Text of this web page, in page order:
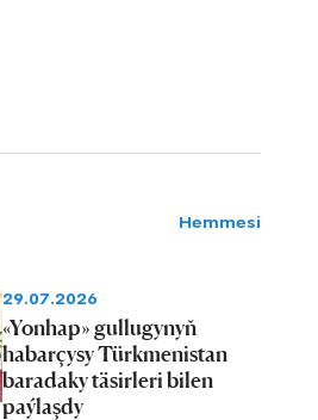
Hemmesi
29.07.2026
«Yonhap» gullugynyň
habarçysy Türkmenistan
baradaky täsirleri bilen
paýlaşdy